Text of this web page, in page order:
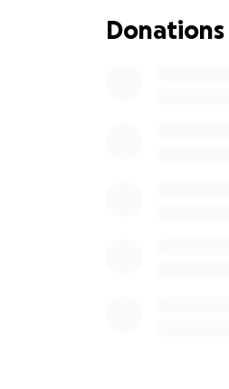
rivalutare.. sono
senza nessuno
Donations